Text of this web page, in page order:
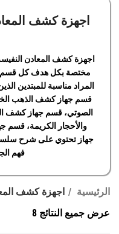
اجهزة كشف
اجهزة كشف المعادن
مختصة بكل هدف كل قسم
المراد مناسبة للمبتدين
قسم جهاز كشف الذهب
الصوتي، قسم جهاز كشف
والأحجار الكريمة، قسم
جهاز تحتوي على شرح
فهم
الرئيسية
اجهزة كشف
عرض جميع النتائج 8